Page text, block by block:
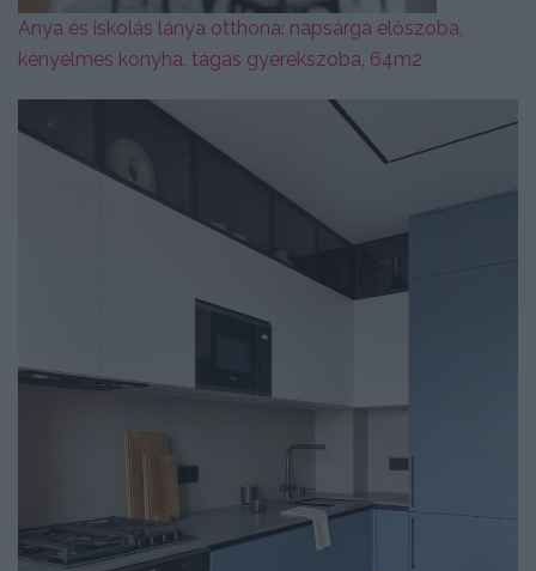
Anya és iskolás lánya otthona: napsárga előszoba,
kényelmes konyha, tágas gyerekszoba, 64m2